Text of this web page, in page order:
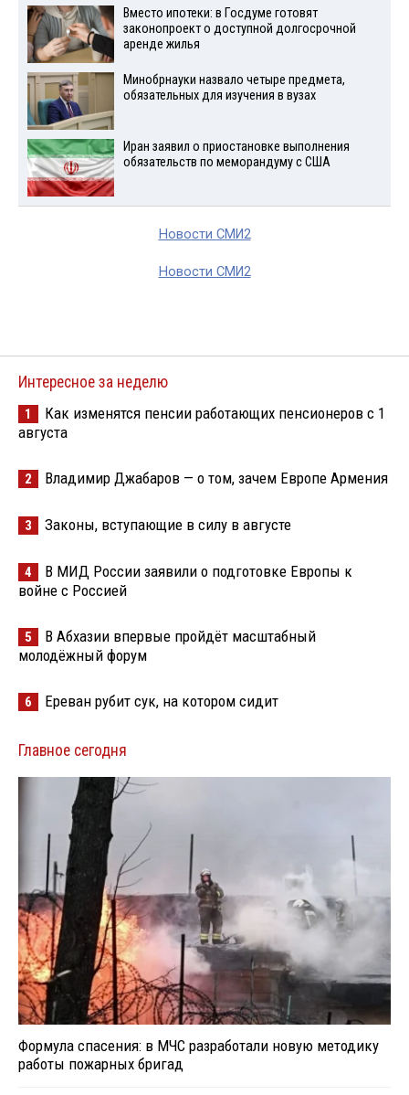
Вместо ипотеки: в Госдуме готовят
законопроект о доступной долгосрочной
аренде жилья
Минобрнауки назвало четыре предмета,
обязательных для изучения в вузах
Иран заявил о приостановке выполнения
обязательств по меморандуму с США
Новости СМИ2
Новости СМИ2
Интересное за неделю
1
Как изменятся пенсии работающих пенсионеров с 1
августа
2 Владимир Джабаров — о том, зачем Европе Армения
3 Законы, вступающие в силу в августе
4
В МИД России заявили о подготовке Европы к
войне с Россией
5
В Абхазии впервые пройдёт масштабный
молодёжный форум
6 Ереван рубит сук, на котором сидит
Главное сегодня
Формула спасения: в МЧС разработали новую методику
работы пожарных бригад